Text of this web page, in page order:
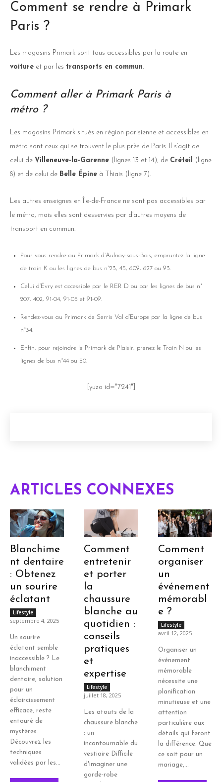
Comment se rendre à Primark
Paris ?
Les magasins Primark sont tous accessibles par la route en
voiture et par les transports en commun.
Comment aller à Primark Paris à
métro ?
Les magasins Primark situés en région parisienne et accessibles en
métro sont ceux qui se trouvent le plus près de Paris. Il s’agit de
celui de Villeneuve-la-Garenne (lignes 13 et 14), de Créteil (ligne
8) et de celui de Belle Épine à Thiais (ligne 7).
Les autres enseignes en Île-de-France ne sont pas accessibles par
le métro, mais elles sont desservies par d’autres moyens de
transport en commun.
Pour vous rendre au Primark d’Aulnay-sous-Bois, empruntez la ligne
de train K ou les lignes de bus n°23, 45, 609, 627 ou 93.
Celui d’Évry est accessible par le RER D ou par les lignes de bus n°
207, 402, 91-04, 91-05 et 91-09.
Rendez-vous au Primark de Serris Val d’Europe par la ligne de bus
n°34.
Enfin, pour rejoindre le Primark de Plaisir, prenez le Train N ou les
lignes de bus n°44 ou 50.
[yuzo id="7241"]
ARTICLES CONNEXES
Blanchime
nt dentaire
: Obtenez
un sourire
éclatant
Lifestyle
septembre 4, 2025
Un sourire
éclatant semble
inaccessible ? Le
blanchiment
dentaire, solution
pour un
éclaircissement
efficace, reste
entouré de
mystères.
Découvrez les
techniques
validées par les...
Comment
entretenir
et porter
la
chaussure
blanche au
quotidien :
conseils
pratiques
et
expertise
Lifestyle
juillet 18, 2025
Les atouts de la
chaussure blanche
: un
incontournable du
vestiaire Difficile
d'imaginer une
garde-robe
Comment
organiser
un
événement
mémorabl
e ?
Lifestyle
avril 12, 2025
Organiser un
événement
mémorable
nécessite une
planification
minutieuse et une
attention
particulière aux
détails qui feront
la différence. Que
ce soit pour un
mariage,...